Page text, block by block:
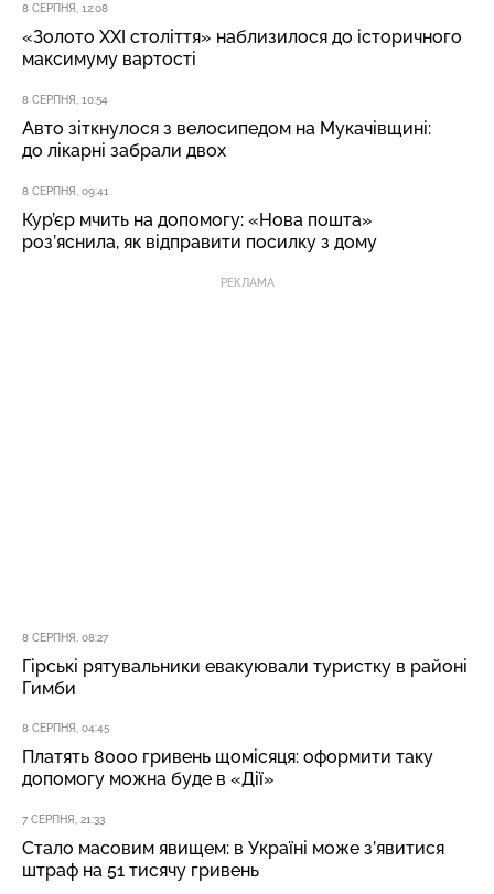
8 СЕРПНЯ, 12:08
«Золото XXI століття» наблизилося до історичного
максимуму вартості
8 СЕРПНЯ, 10:54
Авто зіткнулося з велосипедом на Мукачівщині:
до лікарні забрали двох
8 СЕРПНЯ, 09:41
Кур’єр мчить на допомогу: «Нова пошта»
роз’яснила, як відправити посилку з дому
РЕКЛАМА
8 СЕРПНЯ, 08:27
Гірські рятувальники евакуювали туристку в районі
Гимби
8 СЕРПНЯ, 04:45
Платять 8000 гривень щомісяця: оформити таку
допомогу можна буде в «Дії»
7 СЕРПНЯ, 21:33
Стало масовим явищем: в Україні може з’явитися
штраф на 51 тисячу гривень